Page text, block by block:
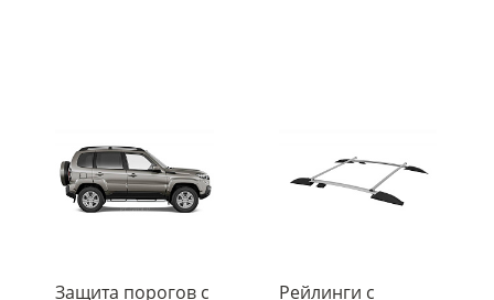
Защита порогов с Рейлинги с